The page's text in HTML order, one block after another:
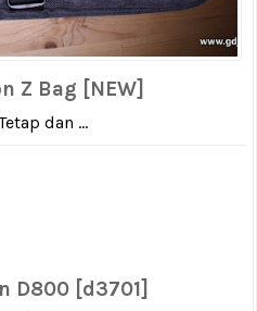
Z Bag [NEW]
dan ...
D800 [d3701]